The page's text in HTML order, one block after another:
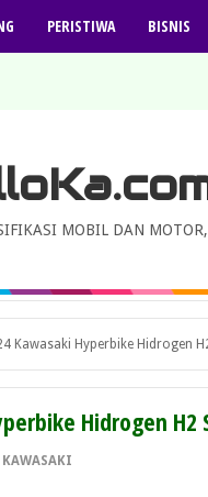
PERISTIWA BISNIS
MOBIL DAN
Kawasaki Hyperbike Hidrogen
Hidrogen
KAWASAKI